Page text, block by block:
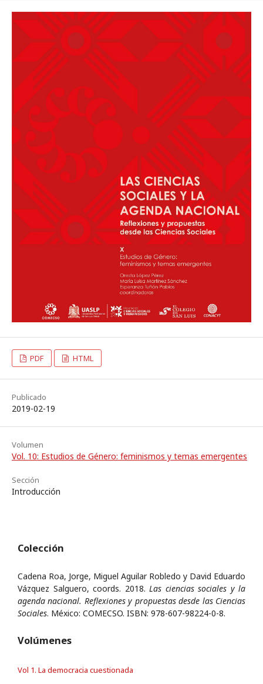
PDF HTML
Publicado
2019-02-19
Volumen
Vol. 10: Estudios de Género: feminismos y temas emergentes
Sección
Introducción
Colección
Cadena Roa, Jorge, Miguel Aguilar Robledo y David Eduardo
Vázquez Salguero, coords. 2018. Las ciencias sociales y la
agenda nacional. Reflexiones y propuestas desde las Ciencias
Sociales. México: COMECSO. ISBN: 978-607-98224-0-8.
Volúmenes
Vol 1. La democracia cuestionada